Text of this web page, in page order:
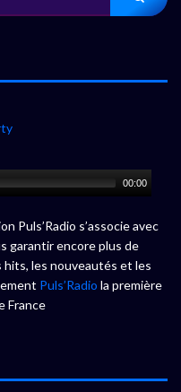
00:00
Puls’Radio s’associe avec
garantir encore plus de
hits, les nouveautés et les
Puls’Radio la première
France